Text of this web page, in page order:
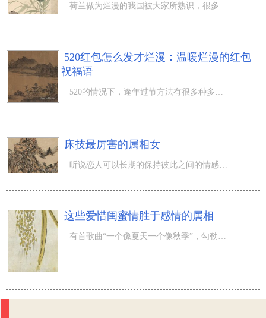
荷兰做为烂漫的我国被大家所熟识，很多人完婚度蜜月都十分憧憬去一趟法国巴黎。但是她们的語言也较为的独特
520红包怎么发才烂漫：温暖烂漫的红包
祝福语
床技最厉害的属相女
这些爱惜闺蜜情胜于感情的属相